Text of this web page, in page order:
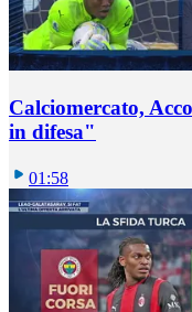
Calciomercato,
in difesa"
01:58